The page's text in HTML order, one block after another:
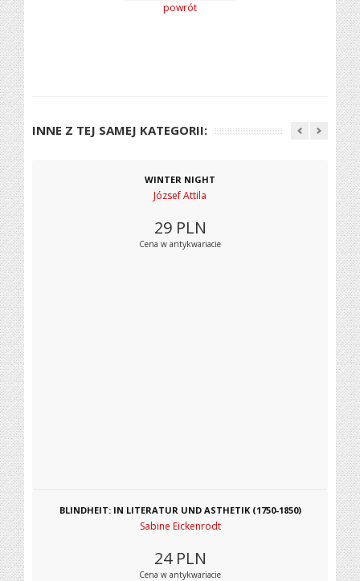
powrót
INNE Z TEJ SAMEJ KATEGORII:
WINTER NIGHT
József Attila
29 PLN
Cena w antykwariacie
BLINDHEIT: IN LITERATUR UND ASTHETIK (1750-1850)
Sabine Eickenrodt
24 PLN
Cena w antykwariacie